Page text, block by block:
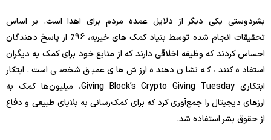
بشردوستی یکی دیگر از دلایل عمده مردم برای اهدا است. بر اساس
تحقیقات انجام شده توسط بنیاد کمک های خیریه، 96٪ از پاسخ دهندگان
احساس کردند که وظیفه اخلاقی دارند که از منابع خود برای کمک به دیگران
استفاده کنند، که نشان دهنده ارزش های عمیق شخصی است. ابتکار
ابتکاری Giving Block’s Crypto Giving Tuesday، میلیون‌ها کمک به
ارزهای دیجیتال را جمع‌آوری کرد که برای کمک‌رسانی به بلایای طبیعی و دفاع
از حقوق بشر استفاده شد.